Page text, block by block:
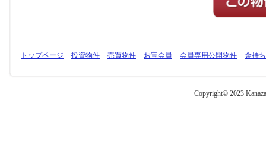
トップページ 投資物件 売買物件 お宝会員 会員専用公開物件 金持
Copyright© 2023